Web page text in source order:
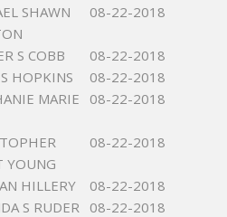
SHAWN
08-22-2018
S COBB
08-22-2018
HOPKINS
08-22-2018
MARIE
08-22-2018
YOUNG
08-22-2018
HILLERY
08-22-2018
S RUDER 08-22-2018